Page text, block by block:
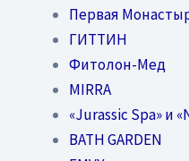
Первая
ГИТТИН
Фитолон-Мед
MIRRA
«Jurassic Spa» и
BATH GARDEN